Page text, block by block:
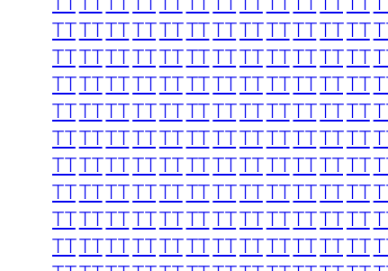
TTTTTTTTTTTTTTTTTTTTTTTT
TTTTTTTTTTTTTTTTTTTTTTTT
TTTTTTTTTTTTTTTTTTTTTTTT
TTTTTTTTTTTTTTTTTTTTTTTT
TTTTTTTTTTTTTTTTTTTTTTTT
TTTTTTTTTTTTTTTTTTTTTTTT
TTTTTTTTTTTTTTTTTTTTTTTT
TTTTTTTTTTTTTTTTTTTTTTTT
TTTTTTTTTTTTTTTTTTTTTTTT